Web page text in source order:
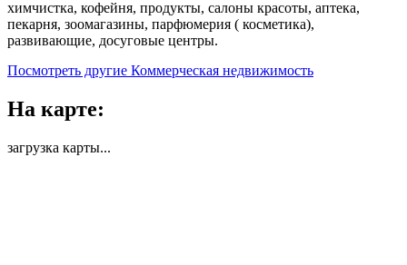
химчистка, кофейня, продукты, салоны красоты, аптека,
пекарня, зоомагазины, парфюмерия ( косметика),
развивающие, досуговые центры.
Посмотреть другие Коммерческая недвижимость
На карте:
загрузка карты...